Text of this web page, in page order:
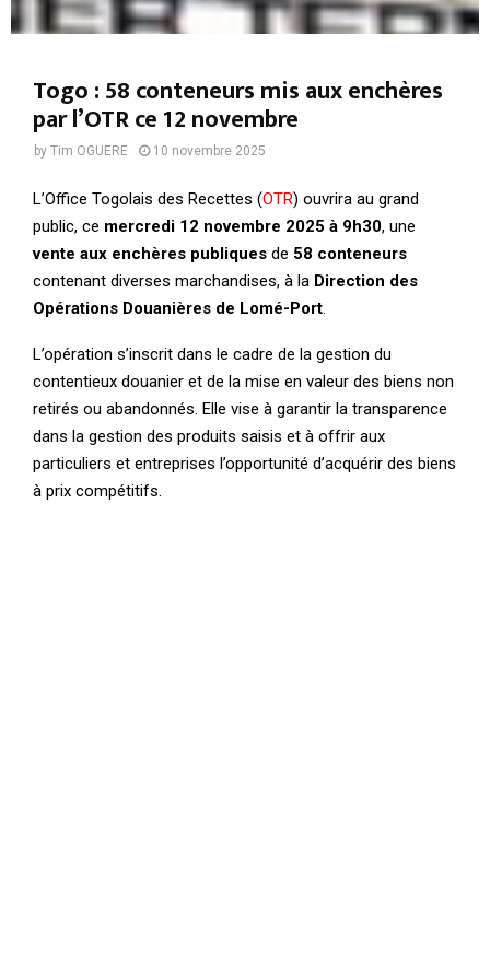
Togo : 58 conteneurs mis aux enchères
par l’OTR ce 12 novembre
by Tim OGUERE 10 novembre 2025
L’Office Togolais des Recettes (OTR) ouvrira au grand
public, ce mercredi 12 novembre 2025 à 9h30, une
vente aux enchères publiques de 58 conteneurs
contenant diverses marchandises, à la Direction des
Opérations Douanières de Lomé-Port
L’opération s’inscrit dans le cadre de la gestion du
contentieux douanier et de la mise en valeur des biens non
retirés ou abandonnés. Elle vise à garantir la transparence
dans la gestion des produits saisis et à offrir aux
particuliers et entreprises l’opportunité d’acquérir des biens
à prix compétitifs.